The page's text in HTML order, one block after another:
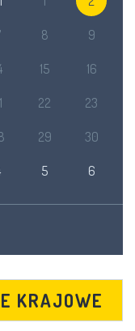
8 9
15 16
22 23
29 30
5 6
KRAJOWE